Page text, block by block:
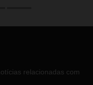
a propagação do
e possíveis
e precauções
relacionadas com